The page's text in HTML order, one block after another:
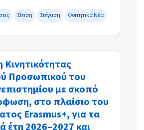
Σίτιση Στέγαση Φοιτητικά Νέα
Προσωπικού του
με σκοπό
στο πλαίσιο του
Erasmus+, για τα
έτη 2026–2027 και